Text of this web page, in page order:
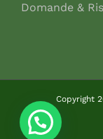
Domande &
Copyright